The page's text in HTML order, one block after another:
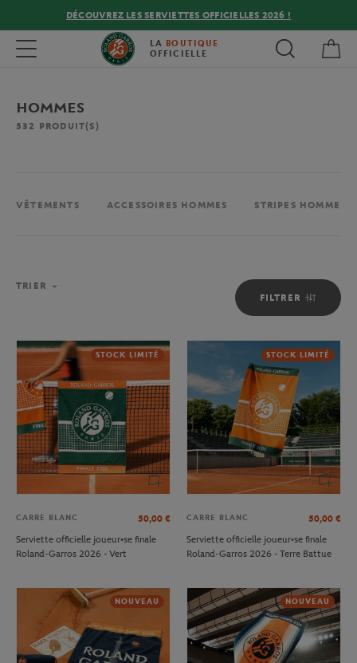
DÉCOUVREZ LES SERVIETTES OFFICIELLES 2026 !
Toggle navigation LA BOUTIQUE
OFFICIELLE
HOMMES
532 PRODUIT(S)
VÊTEMENTS ACCESSOIRES HOMMES STRIPES HOMME
FILTRER
TRIER
STOCK LIMITÉ
CARRE BLANC 50,00 €
Serviette officielle joueur•se finale
Roland-Garros 2026 - Vert
STOCK LIMITÉ
CARRE BLANC 50,00 €
Serviette officielle joueur•se finale
Roland-Garros 2026 - Terre Battue
NOUVEAU NOUVEAU